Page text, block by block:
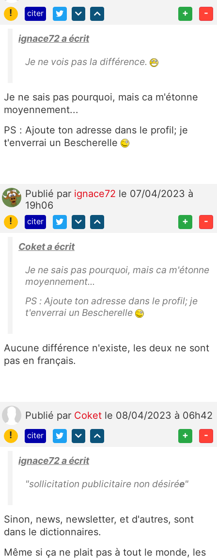
!
citer + -
ignace72 a écrit
Je ne vois pas la différence.
Je ne sais pas pourquoi, mais ca m'étonne
moyennement...
PS : Ajoute ton adresse dans le profil; je
t'enverrai un Bescherelle
Publié par ignace72 le 07/04/2023 à
19h06
!
citer + -
Coket a écrit
Je ne sais pas pourquoi, mais ca m'étonne
moyennement...
PS : Ajoute ton adresse dans le profil; je
t'enverrai un Bescherelle
Aucune différence n'existe, les deux ne sont
pas en français.
Publié par Coket le 08/04/2023 à 06h42
!
citer + -
ignace72 a écrit
"sollicitation publicitaire non désirée"
Sinon, news, newsletter, et d'autres, sont
dans le dictionnaires.
Même si ça ne plait pas à tout le monde, les